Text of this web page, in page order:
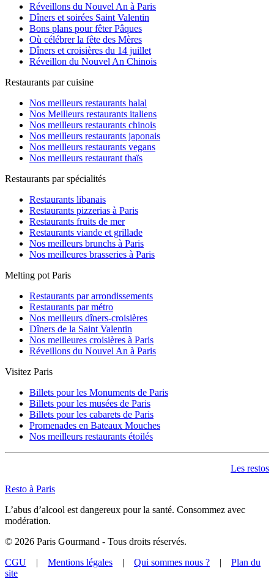
Réveillons du Nouvel An à Paris
Dîners et soirées Saint Valentin
Bons plans pour fêter Pâques
Où célébrer la fête des Mères
Dîners et croisières du 14 juillet
Réveillon du Nouvel An Chinois
Restaurants par cuisine
Nos meilleurs restaurants halal
Nos Meilleurs restaurants italiens
Nos meilleurs restaurants chinois
Nos meilleurs restaurants japonais
Nos meilleurs restaurants vegans
Nos meilleurs restaurant thaïs
Restaurants par spécialités
Restaurants libanais
Restaurants pizzerias à Paris
Restaurants fruits de mer
Restaurants viande et grillade
Nos meilleurs brunchs à Paris
Nos meilleures brasseries à Paris
Melting pot Paris
Restaurants par arrondissements
Restaurants par métro
Nos meilleurs dîners-croisières
Dîners de la Saint Valentin
Nos meilleures croisières à Paris
Réveillons du Nouvel An à Paris
Visitez Paris
Billets pour les Monuments de Paris
Billets pour les musées de Paris
Billets pour les cabarets de Paris
Promenades en Bateaux Mouches
Nos meilleurs restaurants étoilés
Les restos
Resto à Paris
L’abus d’alcool est dangereux pour la santé. Consommez avec
modération.
© 2026 Paris Gourmand - Tous droits réservés.
CGU | Mentions légales | Qui sommes nous ? | Plan du
site